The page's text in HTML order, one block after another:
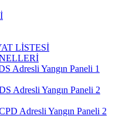
LİSTESİ
Adresli Yangın Paneli 1
Adresli Yangın Paneli 2
Adresli Yangın Paneli 2